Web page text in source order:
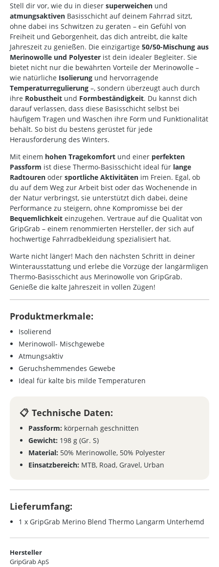
Stell dir vor, wie du in dieser superweichen und
atmungsaktiven Basisschicht auf deinem Fahrrad sitzt,
ohne dabei ins Schwitzen zu geraten – ein Gefühl von
Freiheit und Geborgenheit, das dich antreibt, die kalte
Jahreszeit zu genießen. Die einzigartige 50/50-Mischung aus
Merinowolle und Polyester ist dein idealer Begleiter. Sie
bietet nicht nur die bewährten Vorteile der Merinowolle –
wie natürliche Isolierung und hervorragende
Temperaturregulierung –, sondern überzeugt auch durch
ihre Robustheit und Formbeständigkeit. Du kannst dich
darauf verlassen, dass diese Basisschicht selbst bei
häufigem Tragen und Waschen ihre Form und Funktionalität
behält. So bist du bestens gerüstet für jede
Herausforderung des Winters.
Mit einem hohen Tragekomfort und einer perfekten
Passform ist diese Thermo-Basisschicht ideal für lange
Radtouren oder sportliche Aktivitäten im Freien. Egal, ob
du auf dem Weg zur Arbeit bist oder das Wochenende in
der Natur verbringst, sie unterstützt dich dabei, deine
Performance zu steigern, ohne Kompromisse bei der
Bequemlichkeit einzugehen. Vertraue auf die Qualität von
GripGrab – einem renommierten Hersteller, der sich auf
hochwertige Fahrradbekleidung spezialisiert hat.
Warte nicht länger! Mach den nächsten Schritt in deiner
Winterausstattung und erlebe die Vorzüge der langärmligen
Thermo-Basisschicht aus Merinowolle von GripGrab.
Genieße die kalte Jahreszeit in vollen Zügen!
Produktmerkmale:
Isolierend
Merinowoll- Mischgewebe
Atmungsaktiv
Geruchshemmendes Gewebe
Ideal für kalte bis milde Temperaturen
Technische Daten:
Passform: körpernah geschnitten
Gewicht: 198 g (Gr. S)
Material: 50% Merinowolle, 50% Polyester
Einsatzbereich: MTB, Road, Gravel, Urban
Lieferumfang:
1 x GripGrab Merino Blend Thermo Langarm Unterhemd
Hersteller
GripGrab ApS